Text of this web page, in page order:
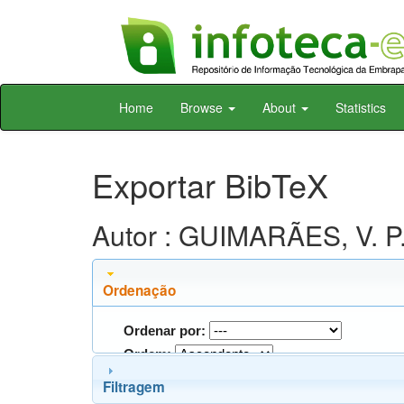
Skip
Home Browse About Statistics
Exportar BibTeX
Autor : GUIMARÃES, V.
Ordenação
Ordenar por:
Ordem:
Filtragem